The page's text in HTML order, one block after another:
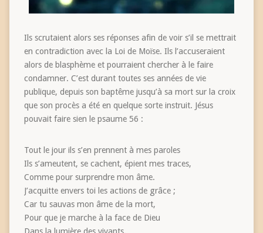
Ils scrutaient alors ses réponses afin de voir s’il se mettrait
en contradiction avec la Loi de Moïse. Ils l’accuseraient
alors de blasphème et pourraient chercher à le faire
condamner. C’est durant toutes ses années de vie
publique, depuis son baptême jusqu’à sa mort sur la croix
que son procès a été en quelque sorte instruit. Jésus
pouvait faire sien le psaume 56 :
Tout le jour ils s’en prennent à mes paroles
Ils s’ameutent, se cachent, épient mes traces,
Comme pour surprendre mon âme.
J’acquitte envers toi les actions de grâce ;
Car tu sauvas mon âme de la mort,
Pour que je marche à la face de Dieu